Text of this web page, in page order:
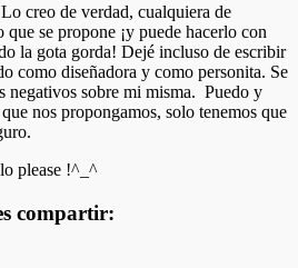
creo de verdad, cualquiera de
se propone ¡y puede hacerlo con
la gota gorda! Dejé incluso de escribir
como diseñadora y como personita. Se
negativos sobre mi misma. Puedo y
nos propongamos, solo tenemos que
please !^_^
compartir: